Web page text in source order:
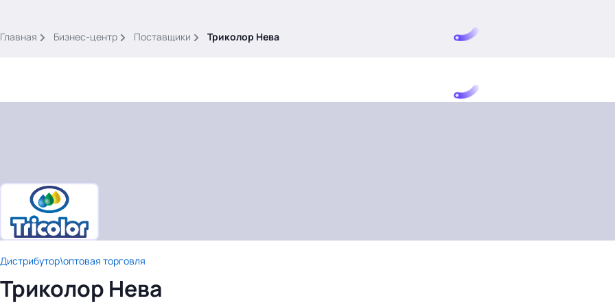
Войти
картина дня
темы
материалы
видео
события
Главная Бизнес-центр Поставщики Триколор Нева
Дистрибутор\оптовая торговля
Триколор Нева